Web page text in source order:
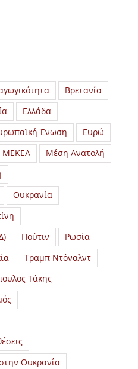
Βρετανία
Ελλάδα
Ένωση
Ευρώ
ΜΕΚΕΑ
Μέση Ανατολή
Ουκρανία
Πούτιν
Ρωσία
Τραμπ Ντόναλντ
Τάκης
Ουκρανία